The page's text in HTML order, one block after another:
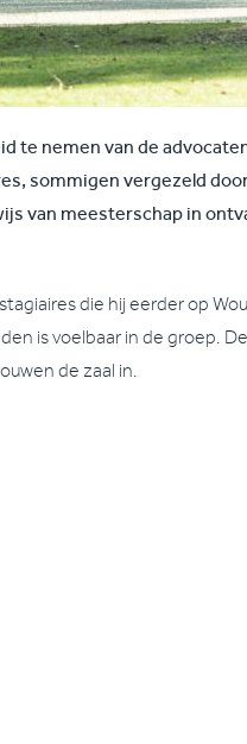
te nemen van de
sommigen vergezeld
van meesterschap in
die hij eerder op
is voelbaar in de groep.
de zaal in.